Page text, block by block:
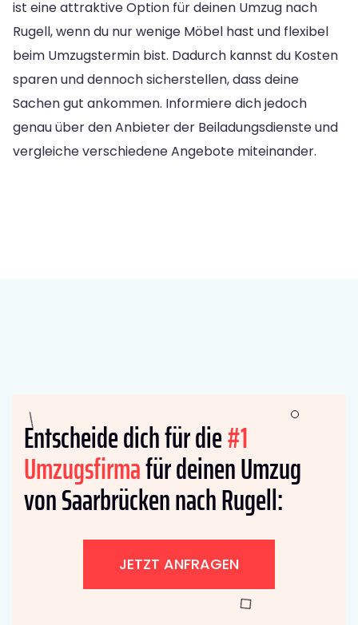
ist eine attraktive Option für deinen Umzug nach
Rugell, wenn du nur wenige Möbel hast und flexibel
beim Umzugstermin bist. Dadurch kannst du Kosten
sparen und dennoch sicherstellen, dass deine
Sachen gut ankommen. Informiere dich jedoch
genau über den Anbieter der Beiladungsdienste und
vergleiche verschiedene Angebote miteinander.
Entscheide dich für die#1
Umzugsfirmafür deinen Umzug
von Saarbrücken nach Rugell:
JETZT ANFRAGEN